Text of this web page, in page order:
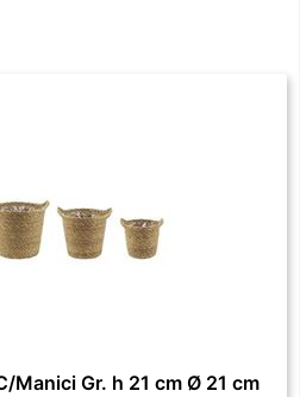
Manici Gr. h 21 cm Ø 21 cm